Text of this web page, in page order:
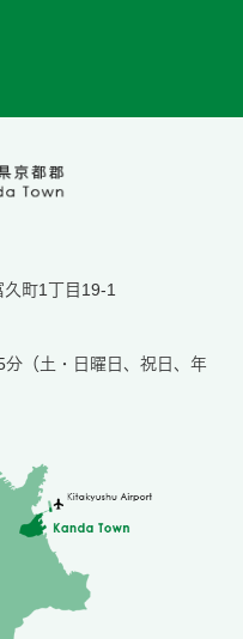
町1丁目19-1
（土・日曜日、祝日、年